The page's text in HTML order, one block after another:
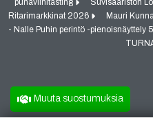
punaviinitasting
Suvisaariston
Ritarimarkkinat 2026
Mauri
- Nalle Puhin perintö -pienoisnäyttely
Muuta suostumuksia